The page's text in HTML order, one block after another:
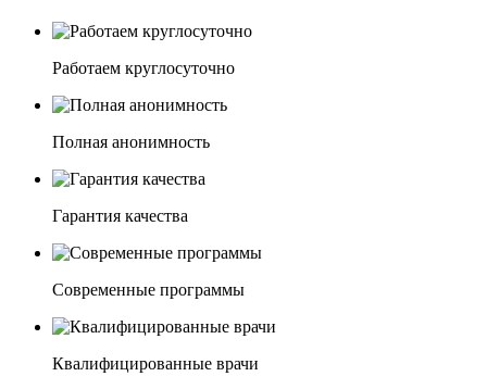
Работаем круглосуточно
Полная анонимность
Гарантия качества
Современные программы
Квалифицированные врачи